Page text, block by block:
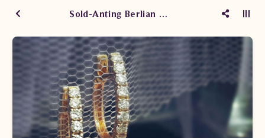
Sold-Anting Berlian Wanita DVA.EF4411D dNsT